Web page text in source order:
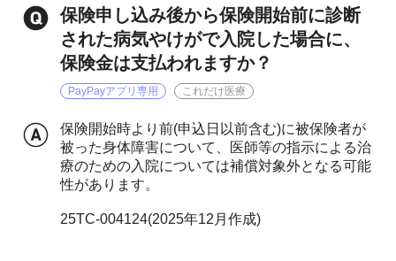
保険申し込み後から保険開始前に診断
された病気やけがで入院した場合に、
保険金は支払われますか？
PayPayアプリ専用 これだけ医療
保険開始時より前(申込日以前含む)に被保険者が
被った身体障害について、医師等の指示による治
療のための入院については補償対象外となる可能
性があります。
25TC-004124(2025年12月作成)